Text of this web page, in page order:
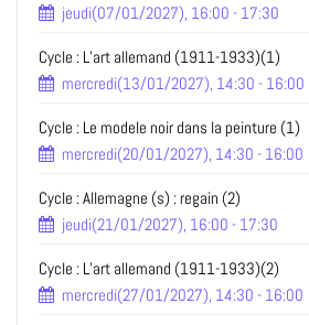
jeudi(07/01/2027), 16:00 - 17:30
Cycle : L’art allemand (1911-1933)(1)
mercredi(13/01/2027), 14:30 - 16:00
Cycle : Le modele noir dans la peinture (1)
mercredi(20/01/2027), 14:30 - 16:00
Cycle : Allemagne (s) : regain (2)
jeudi(21/01/2027), 16:00 - 17:30
Cycle : L’art allemand (1911-1933)(2)
mercredi(27/01/2027), 14:30 - 16:00